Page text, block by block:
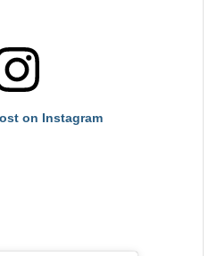
on Instagram